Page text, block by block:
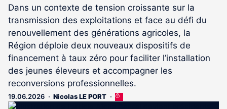
Dans un contexte de tension croissante sur la
transmission des exploitations et face au défi du
renouvellement des générations agricoles, la
Région déploie deux nouveaux dispositifs de
financement à taux zéro pour faciliter l’installation
des jeunes éleveurs et accompagner les
reconversions professionnelles.
19.06.2026 Nicolas LE PORT
Cet